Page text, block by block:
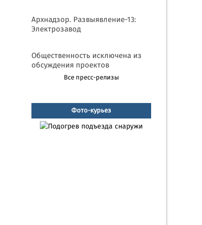
Архнадзор. Развыявление-13:
Электрозавод
Общественность исключена из
обсуждения проектов
Все пресс-релизы
Фото-курьез